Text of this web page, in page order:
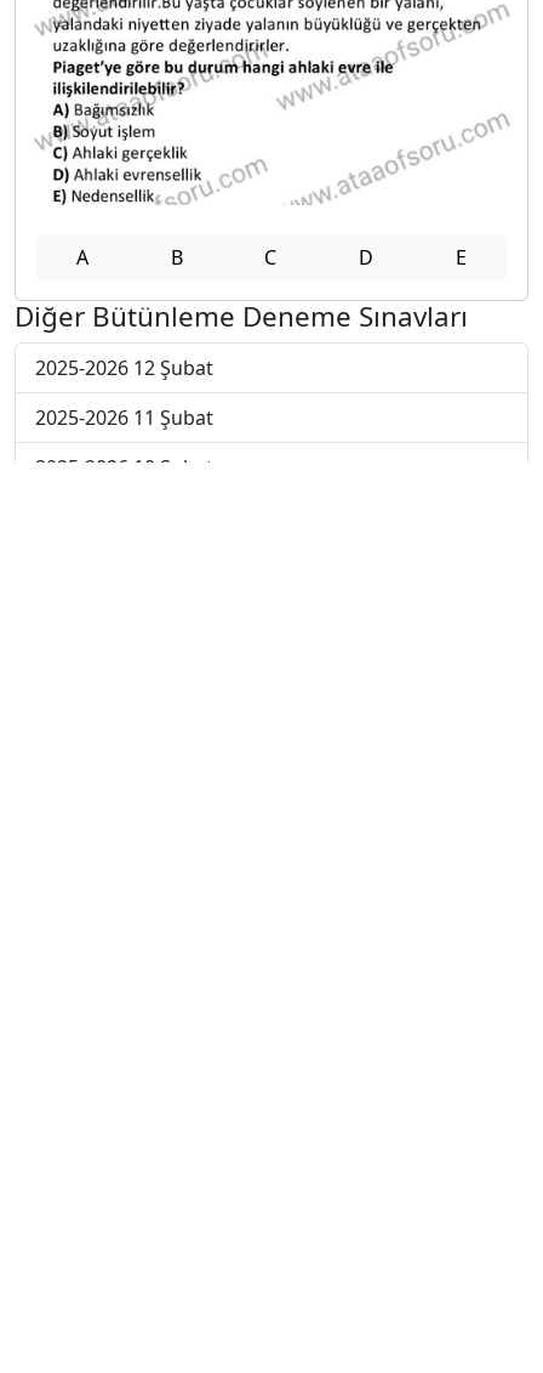
A B C D E
Diğer Bütünleme Deneme Sınavları
2025-2026 12 Şubat
2025-2026 11 Şubat
2025-2026 10 Şubat